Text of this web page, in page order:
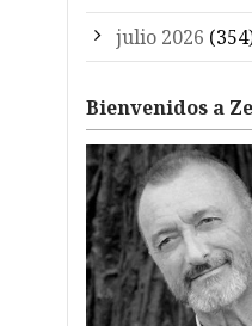
julio 2026
Bienvenidos a